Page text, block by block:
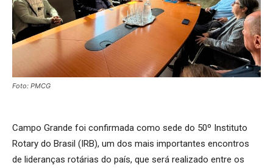
Foto: PMCG
Campo Grande foi confirmada como sede do 50º Instituto
Rotary do Brasil (IRB), um dos mais importantes encontros
de lideranças rotárias do país, que será realizado entre os